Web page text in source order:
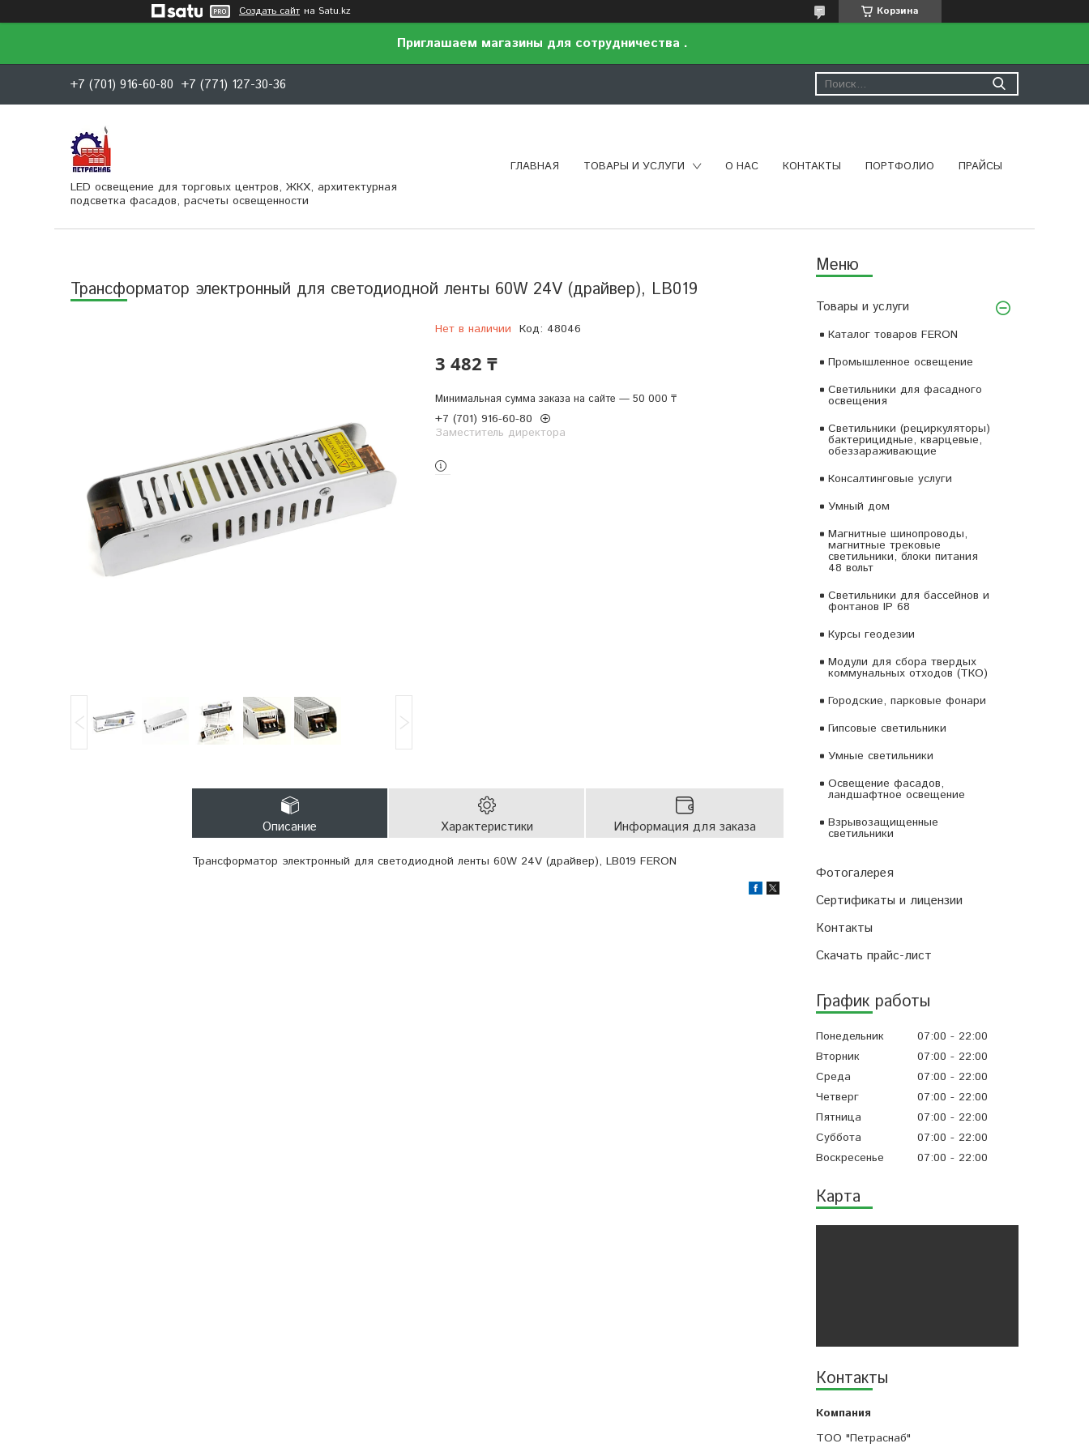
Создать сайт на Satu.kz Корзина
Приглашаем магазины для сотрудничества .
+7 (701) 916-60-80 +7 (771) 127-30-36
LED освещение для торговых центров, ЖКХ, архитектурная
подсветка фасадов, расчеты освещенности
ГЛАВНАЯ ТОВАРЫ И УСЛУГИ О НАС КОНТАКТЫ ПОРТФОЛИО ПРАЙСЫ
Товары и услуги
Каталог товаров FERON
Промышленное освещение
Светильники для фасадного
освещения
Светильники (рециркуляторы)
бактерицидные, кварцевые,
обеззараживающие
Консалтинговые услуги
Умный дом
Магнитные шинопроводы,
магнитные трековые
светильники, блоки питания
48 вольт
Светильники для бассейнов и
фонтанов IP 68
Курсы геодезии
Модули для сбора твердых
коммунальных отходов (ТКО)
Городские, парковые фонари
Гипсовые светильники
Умные светильники
Освещение фасадов,
ландшафтное освещение
Взрывозащищенные
светильники
Фотогалерея
Сертификаты и лицензии
Контакты
Скачать прайс-лист
График работы
Понедельник 07:00
22:00
Вторник
07:00
22:00
Среда
07:00
22:00
Четверг
07:00
22:00
Пятница
07:00
22:00
Суббота
07:00
22:00
Воскресенье
07:00 22:00
Карта
Контакты
ТОО "Петраснаб"
Трансформатор электронный для светодиодной ленты 60W 24V (драйвер), LB019
Нет в наличии Код: 48046
3 482 ₸
Минимальная сумма заказа на сайте — 50 000 ₸
+7 (701) 916-60-80
Заместитель директора
Описание Характеристики Информация для заказа
Трансформатор электронный для светодиодной ленты 60W 24V (драйвер), LB019 FERON